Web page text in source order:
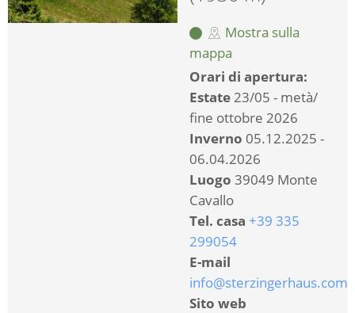
Mostra sulla
mappa
Orari di apertura:
Estate 23/05 - metà/
fine ottobre 2026
Inverno 05.12.2025 -
06.04.2026
Luogo 39049 Monte
Cavallo
Tel. casa +39 335
299054
E-mail
info@sterzingerhaus.com
Sito web